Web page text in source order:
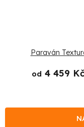
Paraván
od 4 459